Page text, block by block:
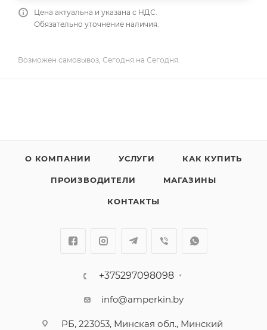
Цена актуальна и указана с НДС.
Обязательно уточнение наличия.
Возможен самовывоз, Сегодня на Сегодня.
О КОМПАНИИ УСЛУГИ КАК КУПИТЬ
ПРОИЗВОДИТЕЛИ МАГАЗИНЫ
КОНТАКТЫ
+375297098098
info@amperkin.by
РБ, 223053, Минская обл., Минский